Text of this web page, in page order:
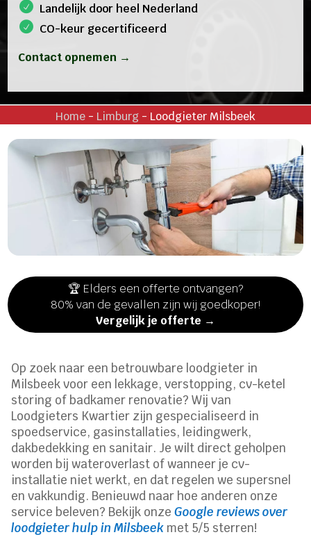
Landelijk door heel Nederland
CO-keur gecertificeerd
Contact opnemen →
Home- Limburg- Loodgieter Milsbeek
🏆 Elders een offerte ontvangen?
80% van de gevallen zijn wij goedkoper!
Vergelijk je offerte →
Op zoek naar een betrouwbare loodgieter in
Milsbeek voor een lekkage, verstopping, cv-ketel
storing of badkamer renovatie? Wij van
Loodgieters Kwartier zijn gespecialiseerd in
spoedservice, gasinstallaties, leidingwerk,
dakbedekking en sanitair. Je wilt direct geholpen
worden bij wateroverlast of wanneer je cv-
installatie niet werkt, en dat regelen we supersnel
en vakkundig. Benieuwd naar hoe anderen onze
service beleven? Bekijk onzeGoogle reviews over
loodgieter hulp in Milsbeek met 5/5 sterren!